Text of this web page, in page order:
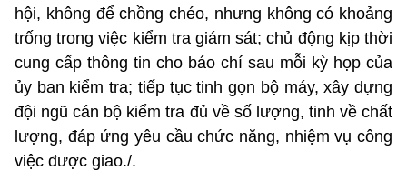
hội, không để chồng chéo, nhưng không có khoảng
trống trong việc kiểm tra giám sát; chủ động kịp thời
cung cấp thông tin cho báo chí sau mỗi kỳ họp của
ủy ban kiểm tra; tiếp tục tinh gọn bộ máy, xây dựng
đội ngũ cán bộ kiểm tra đủ về số lượng, tinh về chất
lượng, đáp ứng yêu cầu chức năng, nhiệm vụ công
việc được giao./.